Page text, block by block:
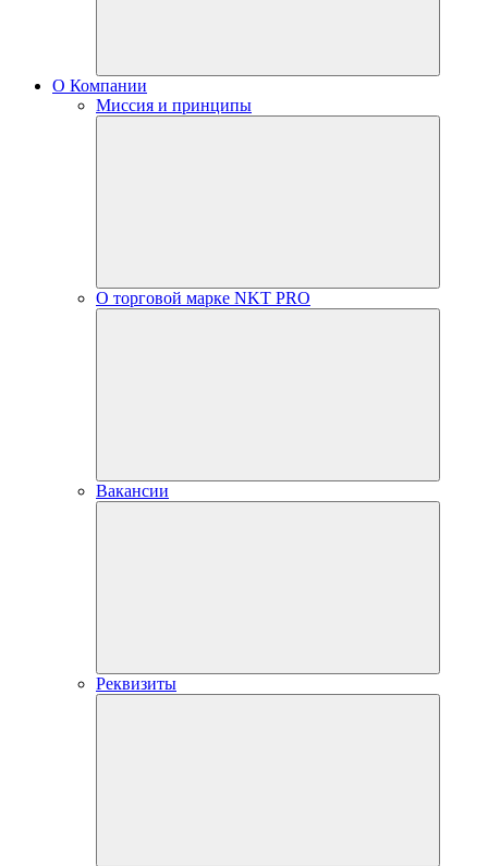
О Компании
Миссия и принципы
О торговой марке NKT PRO
Вакансии
Реквизиты